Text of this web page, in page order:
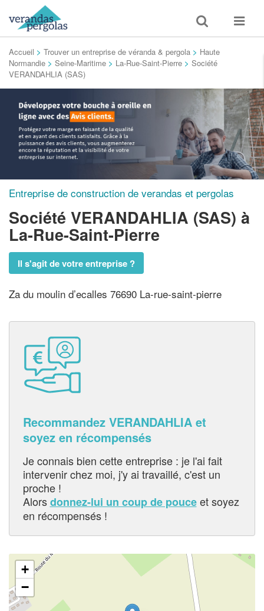
Toggle
search
Toggle
Accueil > Trouver un entreprise de véranda & pergola > Haute
Normandie > Seine-Maritime > La-Rue-Saint-Pierre > Société
VERANDAHLIA (SAS)
Entreprise de construction de verandas et pergolas
Société VERANDAHLIA (SAS) à
La-Rue-Saint-Pierre
Il s'agit de votre entreprise ?
Za du moulin d’ecalles 76690 La-rue-saint-pierre
Recommandez VERANDAHLIA et
soyez en récompensés
Je connais bien cette entreprise : je l'ai fait
intervenir chez moi, j'y ai travaillé, c'est un
proche !
Alorsdonnez-lui un coup de pouceet soyez
en récompensés !
+
−